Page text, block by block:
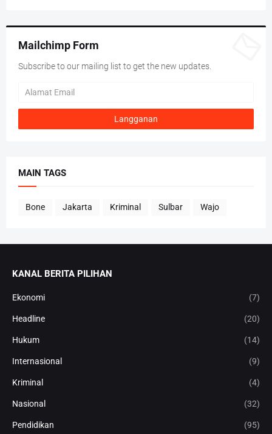
Mailchimp Form
Subscribe to our mailing list to get the new updates.
MAIN TAGS
Bone Jakarta Kriminal Sulbar Wajo
KANAL BERITA PILIHAN
Ekonomi (7)
Headline (20)
Hukum (14)
Internasional (9)
Kriminal (4)
Nasional (32)
Pendidikan (95)